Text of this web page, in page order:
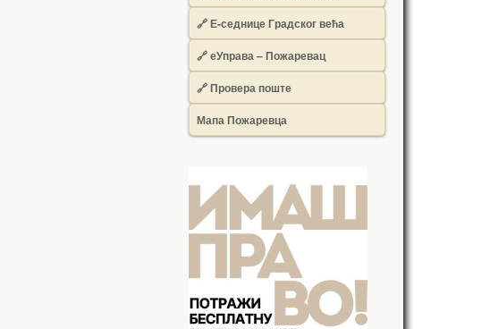
🔗 Е-седнице Градског већа
🔗 еУправа – Пожаревац
🔗 Провера поште
Мапа Пожаревца